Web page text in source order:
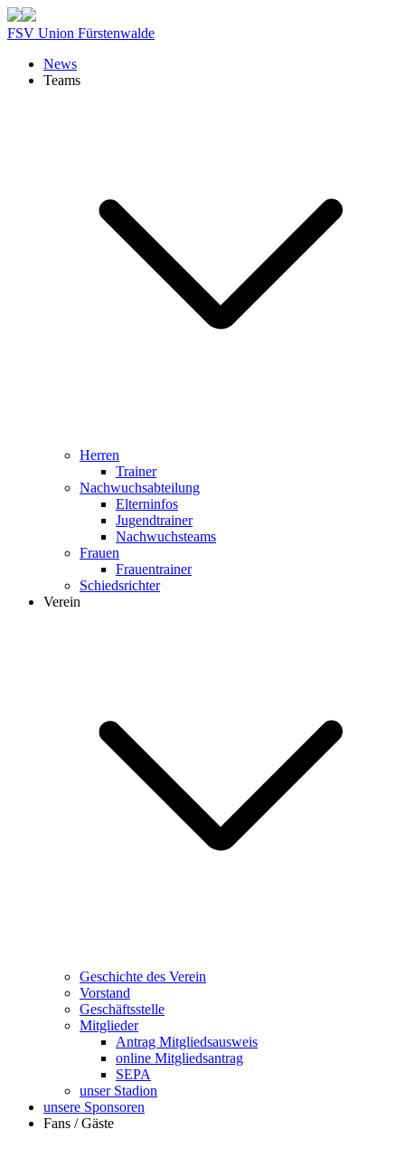
FSV Union Fürstenwalde
News
Teams
Herren
Trainer
Nachwuchsabteilung
Elterninfos
Jugendtrainer
Nachwuchsteams
Frauen
Frauentrainer
Schiedsrichter
Verein
Geschichte des Verein
Vorstand
Geschäftsstelle
Mitglieder
Antrag Mitgliedsausweis
online Mitgliedsantrag
SEPA
unser Stadion
unsere Sponsoren
Fans / Gäste